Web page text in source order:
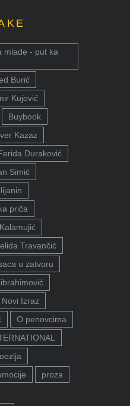
mlade - put ka
Burić
Kujović
Buybook
Kazaz
Duraković
Simić
priča
Travančić
u zatvoru
Novi Izraz
O penovcima
proza